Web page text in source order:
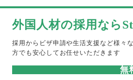
外国人材の採用なら
採用からビザ申請や生活支援など様々
方でも安心してお任せいただきます
無